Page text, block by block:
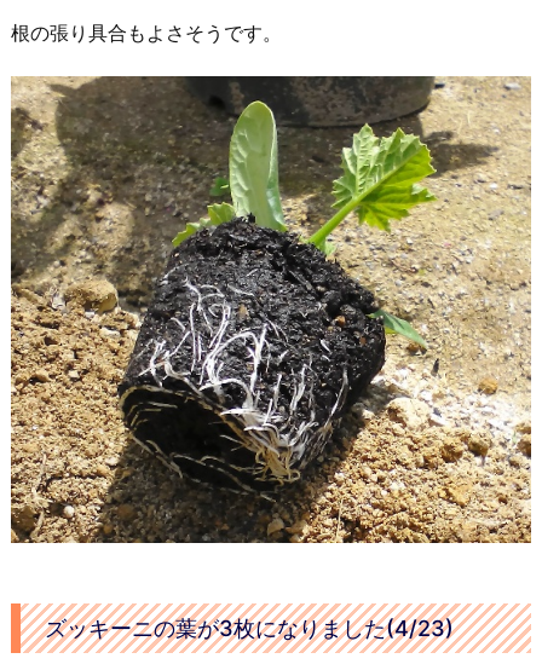
根の張り具合もよさそうです。
ズッキーニの葉が3枚になりました(4/23)